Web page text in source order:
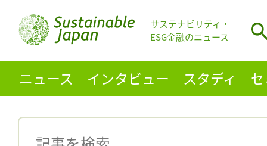
サステナビリティ・
ESG金融のニュース
ニュース インタビュー スタディ